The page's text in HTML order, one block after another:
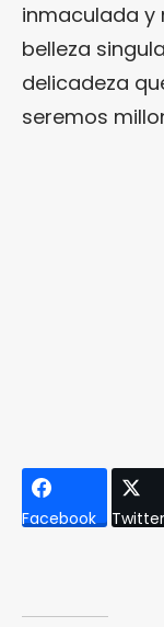
inmaculada y
belleza
delicadeza
seremos
Facebook Twitter